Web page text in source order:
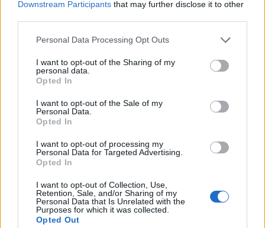
Downstream Participants that may further disclose it to other
Personal Data Processing Opt Outs
I want to opt-out of the Sharing of my
personal data.
Opted In
I want to opt-out of the Sale of my
Personal Data.
Opted In
I want to opt-out of processing my
Personal Data for Targeted Advertising.
Opted In
I want to opt-out of Collection, Use,
Retention, Sale, and/or Sharing of my
Personal Data that Is Unrelated with the
Purposes for which it was collected.
Opted Out
κύρωση. De jure, για παράδειγμα, αλλάζουν...
Γρίπη